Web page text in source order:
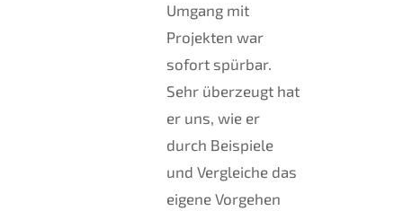
Umgang mit
Projekten war
sofort spürbar.
Sehr überzeugt hat
er uns, wie er
durch Beispiele
und Vergleiche das
eigene Vorgehen